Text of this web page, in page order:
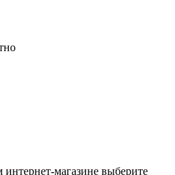
магазине выберите